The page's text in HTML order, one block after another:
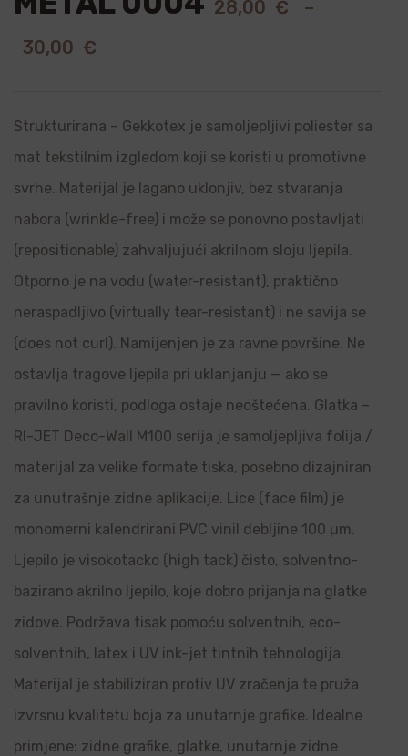
28,00 €
–
30,00 €
Strukturirana – Gekkotex je samoljepljivi poliester sa
mat tekstilnim izgledom koji se koristi u promotivne
svrhe. Materijal je lagano uklonjiv, bez stvaranja
nabora (wrinkle-free) i može se ponovno postavljati
(repositionable) zahvaljujući akrilnom sloju ljepila.
Otporno je na vodu (water-resistant), praktično
neraspadljivo (virtually tear-resistant) i ne savija se
(does not curl). Namijenjen je za ravne površine. Ne
ostavlja tragove ljepila pri uklanjanju — ako se
pravilno koristi, podloga ostaje neoštećena. Glatka –
RI-JET Deco-Wall M100 serija je samoljepljiva folija /
materijal za velike formate tiska, posebno dizajniran
za unutrašnje zidne aplikacije. Lice (face film) je
monomerni kalendrirani PVC vinil debljine 100 µm.
Ljepilo je visokotacko (high tack) čisto, solventno-
bazirano akrilno ljepilo, koje dobro prijanja na glatke
zidove. Podržava tisak pomoću solventnih, eco-
solventnih, latex i UV ink-jet tintnih tehnologija.
Materijal je stabiliziran protiv UV zračenja te pruža
izvrsnu kvalitetu boja za unutarnje grafike. Idealne
primjene: zidne grafike, glatke, unutarnje zidne